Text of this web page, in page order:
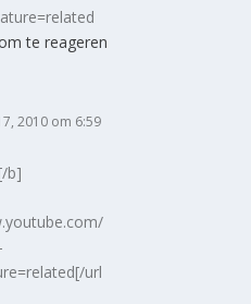
te reageren
2010 om 6:59
b]
url